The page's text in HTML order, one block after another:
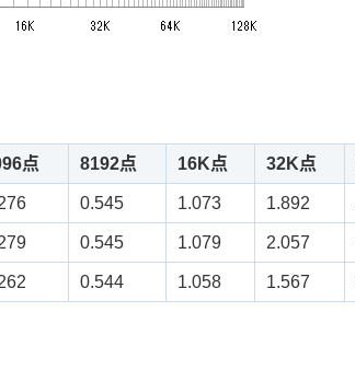
点 8192点 16K点 32K点
0.545 1.073 1.892
0.545 1.079 2.057
0.544 1.058 1.567